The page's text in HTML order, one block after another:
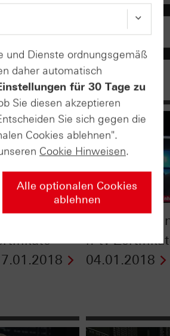
Wird 2018
n-tv
04.01.2018
und Dienste ordnungsgemäß
daher automatisch
für 30 Tage zu
Sie diesen akzeptieren
Sie sich gegen die
Cookies ablehnen".
Cookie Hinweisen.
Alle optionalen Cookies
ablehnen